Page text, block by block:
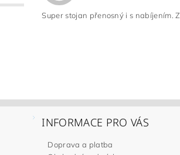
Super stojan přenosný i s nabíjením.
INFORMACE PRO VÁS
Doprava a platba